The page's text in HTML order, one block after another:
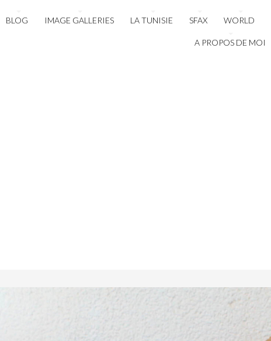
BLOG IMAGE GALLERIES LA TUNISIE SFAX WORLD
A PROPOS DE MOI